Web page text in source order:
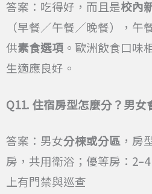
答案：吃得好，而且是校內
（早餐／午餐／晚餐），
供素食選項 。歐洲飲食口味
生適應良好。
Q11. 住宿房型怎麼分？男女
答案：男女分棟或分區 ，房
房，共用衛浴；優等房：
上有門禁與巡查